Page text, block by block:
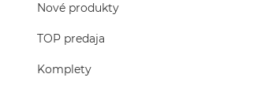
Nové produkty
TOP predaja
Komplety